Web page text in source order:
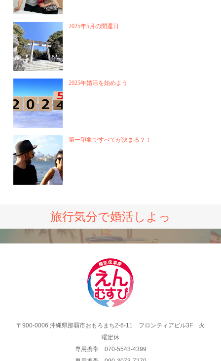
2025年5月の開運日
2025年婚活を始めよう
第一印象ですべてが決まる？！
旅行気分で婚活しよっ
〒900-0006 沖縄県那覇市おもろまち2-6-11 フロンティアビル3F 火
曜定休
専用携帯 070-5543-4399